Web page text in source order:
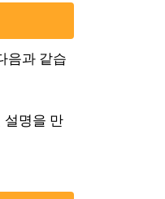
음과 같습
설명을 만